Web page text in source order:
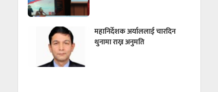
महानिर्देशक अर्याललाई चारदिन
थुनामा राख्न अनुमति